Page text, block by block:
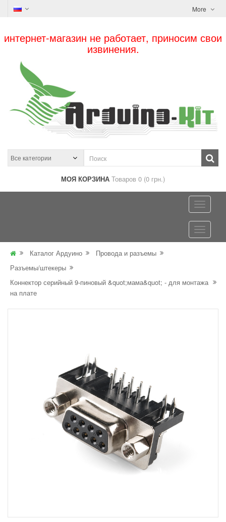
More
интернет-магазин не работает, приносим свои
извинения.
МОЯ КОРЗИНА Товаров 0 (0 грн.)
Каталог Ардуино
Провода и разъемы
Разъемы/штекеры
Коннектор серийный 9-пиновый &quot;мама&quot; - для монтажа
на плате